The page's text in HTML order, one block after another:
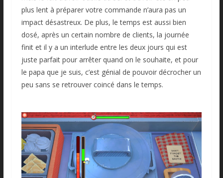
plus lent à préparer votre commande n’aura pas un
impact désastreux. De plus, le temps est aussi bien
dosé, après un certain nombre de clients, la journée
finit et il y a un interlude entre les deux jours qui est
juste parfait pour arrêter quand on le souhaite, et pour
le papa que je suis, c’est génial de pouvoir décrocher un
peu sans se retrouver coincé dans le temps.